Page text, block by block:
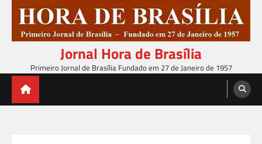
content
Jornal Hora de Brasília
Primeiro Jornal de Brasília Fundado em 27 de Janeiro de 1957